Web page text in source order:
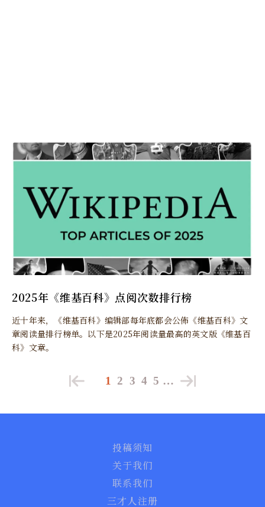
2025年《维基百科》点阅次数排行榜
近十年来，《维基百科》编辑部每年底都会公佈《维基百科》文
章阅读量排行榜单。以下是2025年阅读量最高的英文版《维基百
科》文章。
1 2 3 4 5 …
投稿须知
关于我们
联系我们
三才人注册